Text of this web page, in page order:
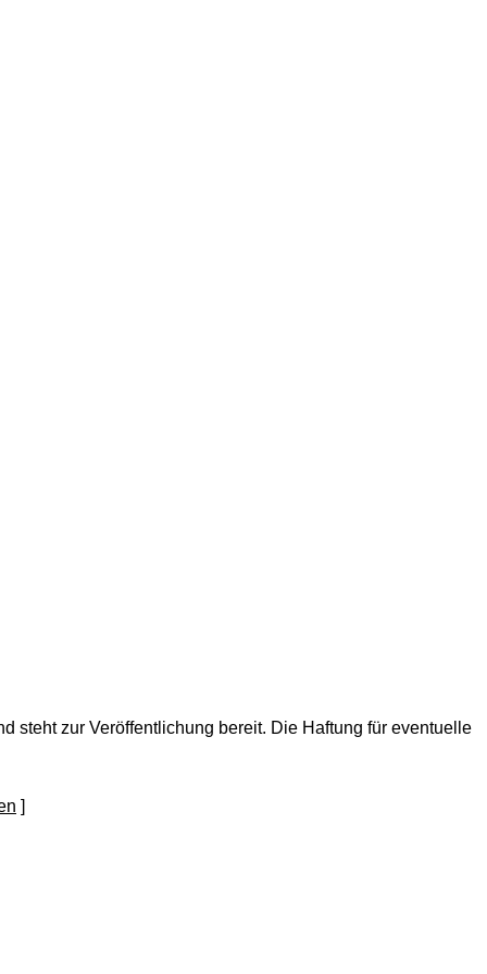
steht zur Veröffentlichung bereit. Die Haftung für eventuelle
]